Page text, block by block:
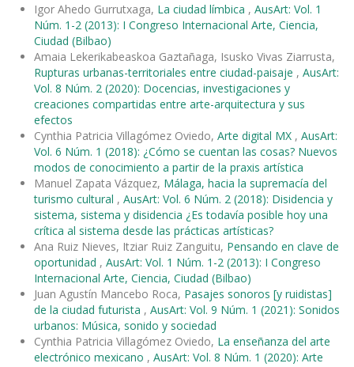
Igor Ahedo Gurrutxaga, La ciudad límbica , AusArt: Vol. 1
Núm. 1-2 (2013): I Congreso Internacional Arte, Ciencia,
Ciudad (Bilbao)
Amaia Lekerikabeaskoa Gaztañaga, Isusko Vivas Ziarrusta,
Rupturas urbanas-territoriales entre ciudad-paisaje , AusArt:
Vol. 8 Núm. 2 (2020): Docencias, investigaciones y
creaciones compartidas entre arte-arquitectura y sus
efectos
Cynthia Patricia Villagómez Oviedo, Arte digital MX , AusArt:
Vol. 6 Núm. 1 (2018): ¿Cómo se cuentan las cosas? Nuevos
modos de conocimiento a partir de la praxis artística
Manuel Zapata Vázquez, Málaga, hacia la supremacía del
turismo cultural , AusArt: Vol. 6 Núm. 2 (2018): Disidencia y
sistema, sistema y disidencia ¿Es todavía posible hoy una
crítica al sistema desde las prácticas artísticas?
Ana Ruiz Nieves, Itziar Ruiz Zanguitu, Pensando en clave de
oportunidad , AusArt: Vol. 1 Núm. 1-2 (2013): I Congreso
Internacional Arte, Ciencia, Ciudad (Bilbao)
Juan Agustín Mancebo Roca, Pasajes sonoros [y ruidistas]
de la ciudad futurista , AusArt: Vol. 9 Núm. 1 (2021): Sonidos
urbanos: Música, sonido y sociedad
Cynthia Patricia Villagómez Oviedo, La enseñanza del arte
electrónico mexicano , AusArt: Vol. 8 Núm. 1 (2020): Arte